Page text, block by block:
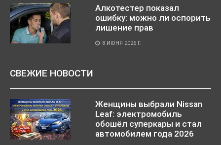
Алкотестер показал
ошибку: можно ли оспорить
лишение прав
8 ИЮНЯ 2026 Г.
СВЕЖИЕ НОВОСТИ
Женщины выбрали Nissan
Leaf: электромобиль
обошёл суперкары и стал
автомобилем года 2026